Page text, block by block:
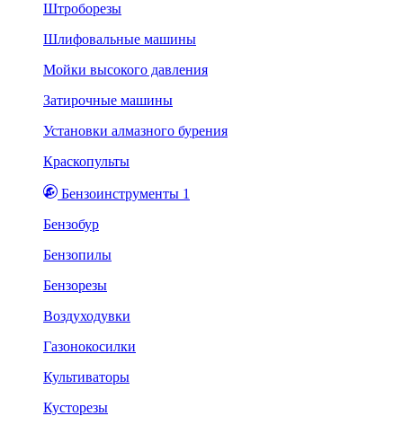
Штроборезы
Шлифовальные машины
Мойки высокого давления
Затирочные машины
Установки алмазного бурения
Краскопульты
Бензоинструменты 1
Бензобур
Бензопилы
Бензорезы
Воздуходувки
Газонокосилки
Культиваторы
Кусторезы